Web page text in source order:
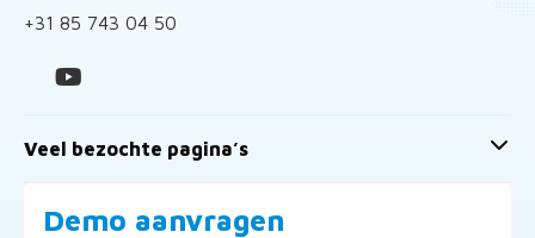
+31 85 743 04 50
Veel bezochte pagina’s
Demo aanvragen